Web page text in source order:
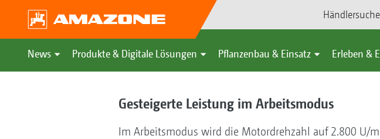
Händlersuche
News Produkte & Digitale Lösungen Pflanzenbau & Einsatz Erleben &
Gesteigerte Leistung im Arbeitsmodus
Im Arbeitsmodus wird die Motordrehzahl auf 2.800 U/